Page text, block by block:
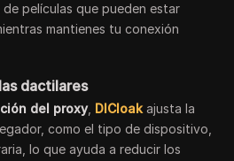
películas que pueden estar
mantienes tu conexión
dactilares
del proxy, DICloakajusta la
como el tipo de dispositivo,
lo que ayuda a reducir los